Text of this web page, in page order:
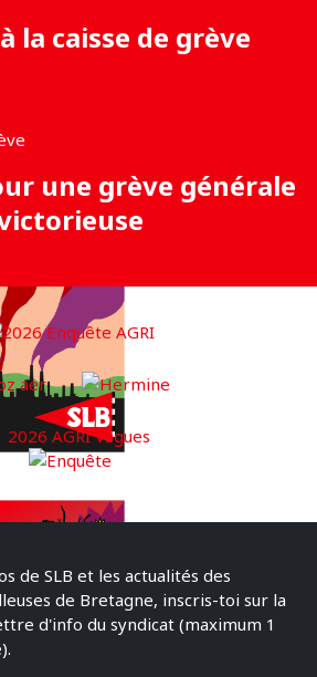
la caisse de grève
une grève générale
de SLB et les actualités des
de Bretagne, inscris-toi sur la
d'info du syndicat (maximum 1